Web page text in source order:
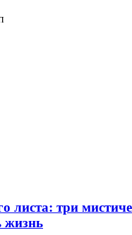
листа: три
жизнь